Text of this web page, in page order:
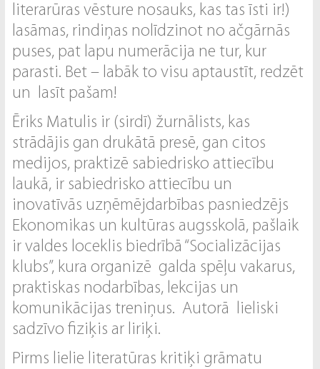
literarūras vēsture nosauks, kas tas īsti ir!)
lasāmas, rindiņas nolīdzinot no ačgārnās
puses, pat lapu numerācija ne tur, kur
parasti. Bet – labāk to visu aptaustīt, redzēt
un lasīt pašam!
Ēriks Matulis ir (sirdī) žurnālists, kas
strādājis gan drukātā presē, gan citos
medijos, praktizē sabiedrisko attiecību
laukā, ir sabiedrisko attiecību un
inovatīvās uzņēmējdarbības pasniedzējs
Ekonomikas un kultūras augsskolā, pašlaik
ir valdes loceklis biedrībā “Socializācijas
klubs”, kura organizē galda spēļu vakarus,
praktiskas nodarbības, lekcijas un
komunikācijas treniņus. Autorā lieliski
sadzīvo fiziķis ar liriķi.
Pirms lielie literatūras kritiķi grāmatu